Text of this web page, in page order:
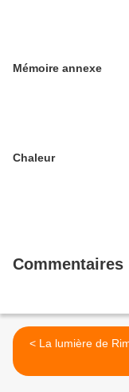
Mémoire annexe
Chaleur
Commentaires
< La lumière de